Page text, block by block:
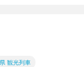
観光列車